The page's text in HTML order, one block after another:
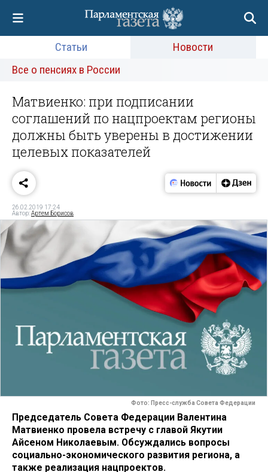
Статьи
Новости
Все о пенсиях в России
Матвиенко: при подписании
соглашений по нацпроектам регионы
должны быть уверены в достижении
целевых показателей
26.02.2019 17:24
Автор:Артем Борисов
Фото: Пресс-служба Совета Федерации
Председатель Совета Федерации Валентина
Матвиенко провела встречу с главой Якутии
Айсеном Николаевым. Обсуждались вопросы
социально-экономического развития региона, а
также реализация нацпроектов.